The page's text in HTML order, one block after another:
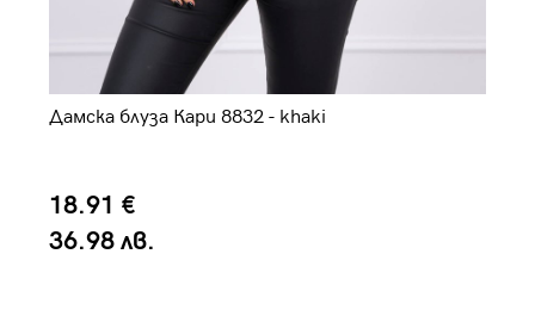
Дамска блуза Кари 8832 - khaki
18.91 €
36.98 лв.